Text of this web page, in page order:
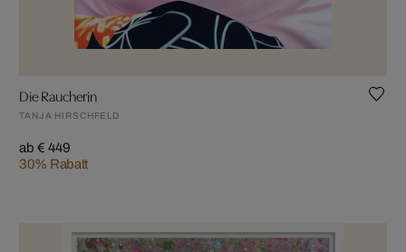
Die Raucherin
TANJA HIRSCHFELD
ab € 449
30% Rabatt